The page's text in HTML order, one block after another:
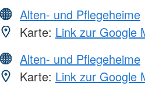
Alten- und Pflegeheime
Karte: Link zur Google
Alten- und Pflegeheime
Karte: Link zur Google